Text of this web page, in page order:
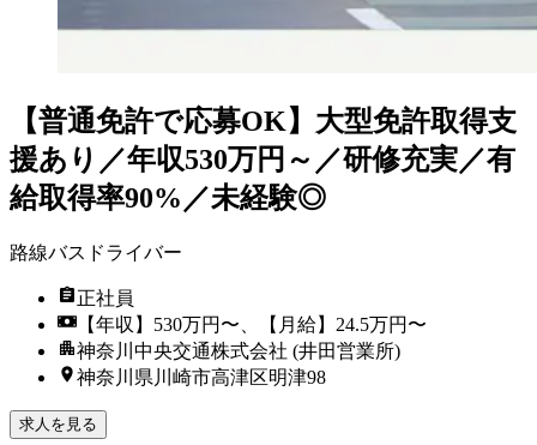
【普通免許で応募OK】大型免許取得支
援あり／年収530万円～／研修充実／有
給取得率90%／未経験◎
路線バスドライバー
正社員
【年収】530万円〜、【月給】24.5万円〜
神奈川中央交通株式会社 (井田営業所)
神奈川県川崎市高津区明津98
求人を見る